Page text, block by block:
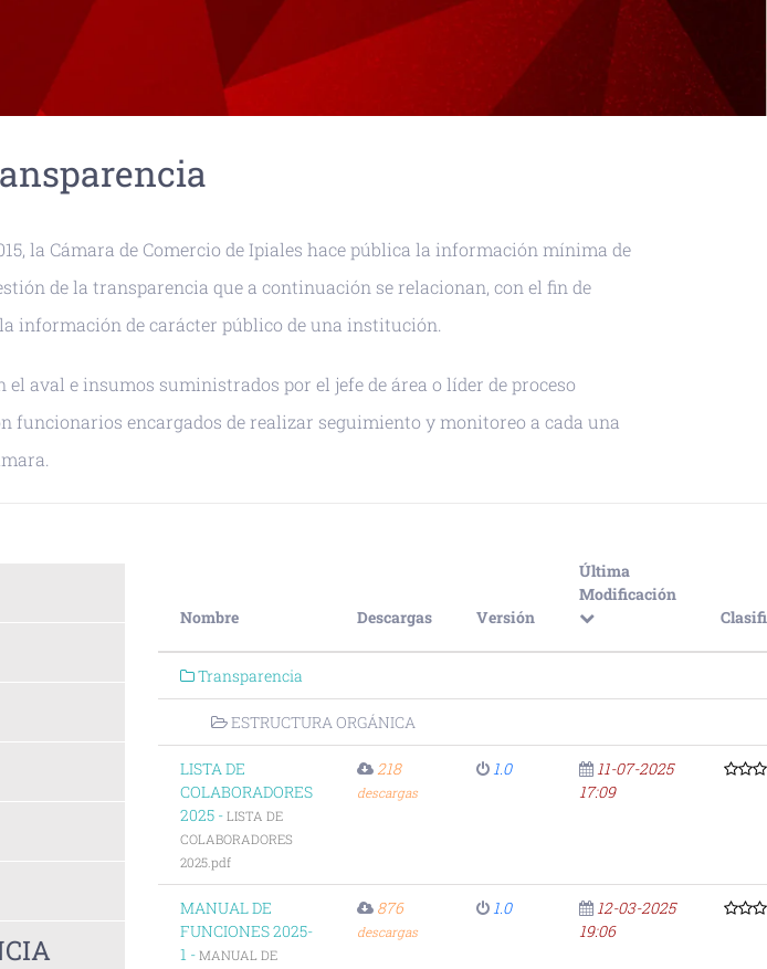
la Cámara de Comercio de Ipiales hace pública la información mínima de
de la transparencia que a continuación se relacionan, con el fin de
información de carácter público de una institución.
aval e insumos suministrados por el jefe de área o líder de proceso
funcionarios encargados de realizar seguimiento y monitoreo a cada una
Nombre Descargas Versión
Última
Modificación
Transparencia
ESTRUCTURA ORGÁNICA
LISTA DE
COLABORADORES
2025 - LISTA DE
COLABORADORES
2025.pdf
218
descargas
1.0
11-07-2025
17:09
MANUAL DE
FUNCIONES 2025-
1 - MANUAL DE
876
descargas
1.0
12-03-2025
19:06